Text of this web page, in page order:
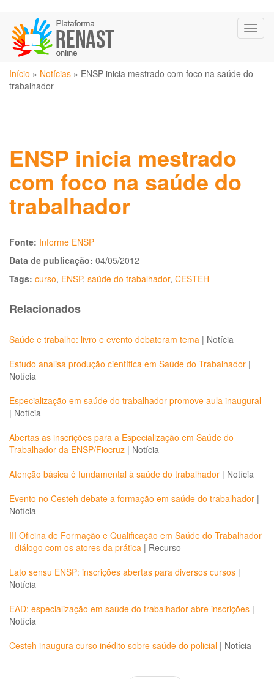
para
conteúdo
principal
Você
está
Início » Notícias » ENSP inicia mestrado com foco na saúde do
trabalhador
ENSP inicia mestrado
com foco na saúde do
trabalhador
Fonte: Informe ENSP
Data de publicação: 04/05/2012
Tags: curso, ENSP, saúde do trabalhador, CESTEH
Relacionados
Saúde e trabalho: livro e evento debateram tema | Notícia
Estudo analisa produção científica em Saúde do Trabalhador |
Notícia
Especialização em saúde do trabalhador promove aula inaugural
| Notícia
Abertas as inscrições para a Especialização em Saúde do
Trabalhador da ENSP/Fiocruz | Notícia
Atenção básica é fundamental à saúde do trabalhador | Notícia
Evento no Cesteh debate a formação em saúde do trabalhador |
Notícia
III Oficina de Formação e Qualificação em Saúde do Trabalhador
- diálogo com os atores da prática | Recurso
Lato sensu ENSP: inscrições abertas para diversos cursos |
Notícia
EAD: especialização em saúde do trabalhador abre inscrições |
Notícia
Cesteh inaugura curso inédito sobre saúde do policial | Notícia